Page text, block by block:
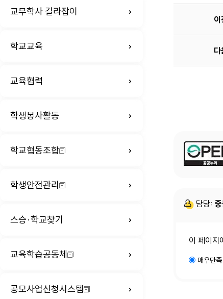
교무학사 길라잡이
학교교육
교육협력
학생봉사활동
학교협동조합
학생안전관리
스승·학교찾기
교육학습공동체
공모사업신청시스템
이
다
담당:
이 페이지
매우만족